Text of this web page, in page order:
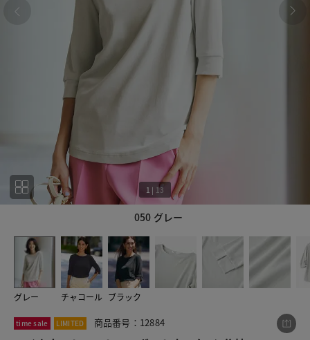
050 グレー
1 | 13
グレー チャコール ブラック
time sale LIMITED 商品番号：12884